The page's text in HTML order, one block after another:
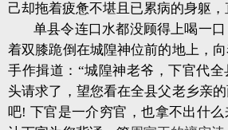
己却拖着疲惫不堪且已累病的身躯，
单县令连口水都没顾得上喝一
着双膝跪倒在城隍神位前的地上，
手作揖道：“城隍神老爷，下官代
头请求了，望您看在全县父老乡亲
吧! 下官是一介穷官，也拿不出什